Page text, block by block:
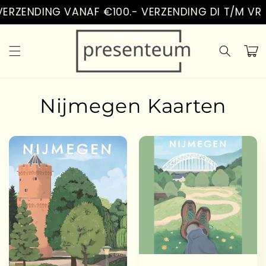
contenuti
VANAF €100.- VERZENDING DI T/M VR
Nijmegen Kaarten